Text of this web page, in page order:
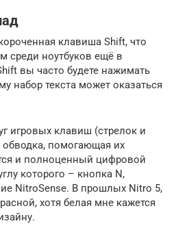
клавиша Shift, что
среди ноутбуков ещё в
вы часто будете нажимать
набор текста может оказаться
игровых клавиш (стрелок и
обводка, помогающая их
и полноценный цифровой
которого – кнопка N,
NitroSense. В прошлых Nitro 5,
хотя белая мне кажется